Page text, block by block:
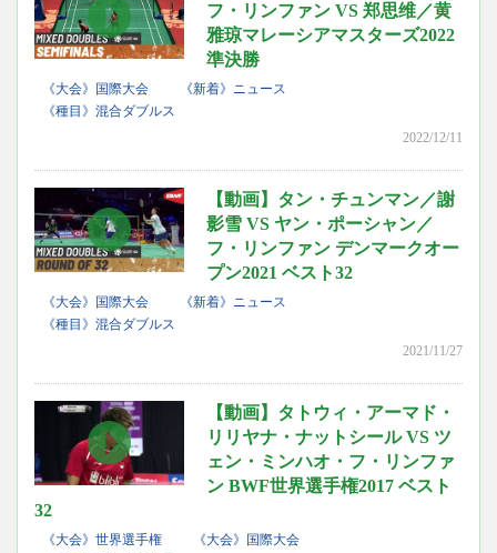
フ・リンファン VS 郑思维／黄
雅琼マレーシアマスターズ2022
準決勝
《大会》国際大会
《新着》ニュース
《種目》混合ダブルス
2022/12/11
【動画】タン・チュンマン／謝
影雪 VS ヤン・ポーシャン／
フ・リンファン デンマークオー
プン2021 ベスト32
《大会》国際大会
《新着》ニュース
《種目》混合ダブルス
2021/11/27
【動画】タトウィ・アーマド・
リリヤナ・ナットシール VS ツ
ェン・ミンハオ・フ・リンファ
ン BWF世界選手権2017 ベスト
32
《大会》世界選手権
《大会》国際大会